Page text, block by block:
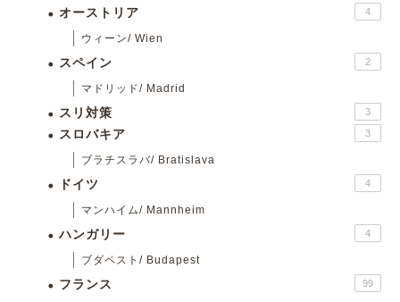
オーストリア 4
ウィーン/ Wien
スペイン 2
マドリッド/ Madrid
スリ対策 3
スロバキア 3
ブラチスラバ/ Bratislava
ドイツ 4
マンハイム/ Mannheim
ハンガリー 4
ブダペスト/ Budapest
フランス 99